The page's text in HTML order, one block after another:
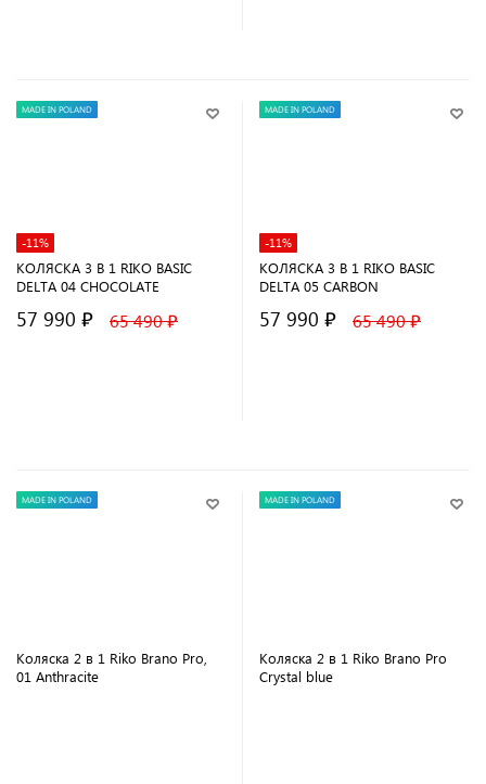
MADE IN POLAND
-11%
КОЛЯСКА 3 В 1 RIKO BASIC
DELTA 04 CHOCOLATE
57 990 ₽ 65 490 ₽
MADE IN POLAND
-11%
КОЛЯСКА 3 В 1 RIKO BASIC
DELTA 05 CARBON
57 990 ₽ 65 490 ₽
MADE IN POLAND
Коляска 2 в 1 Riko Brano Pro,
01 Anthracite
MADE IN POLAND
Коляска 2 в 1 Riko Brano Pro
Crystal blue